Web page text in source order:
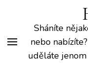
Sháníte
nebo
uděláte